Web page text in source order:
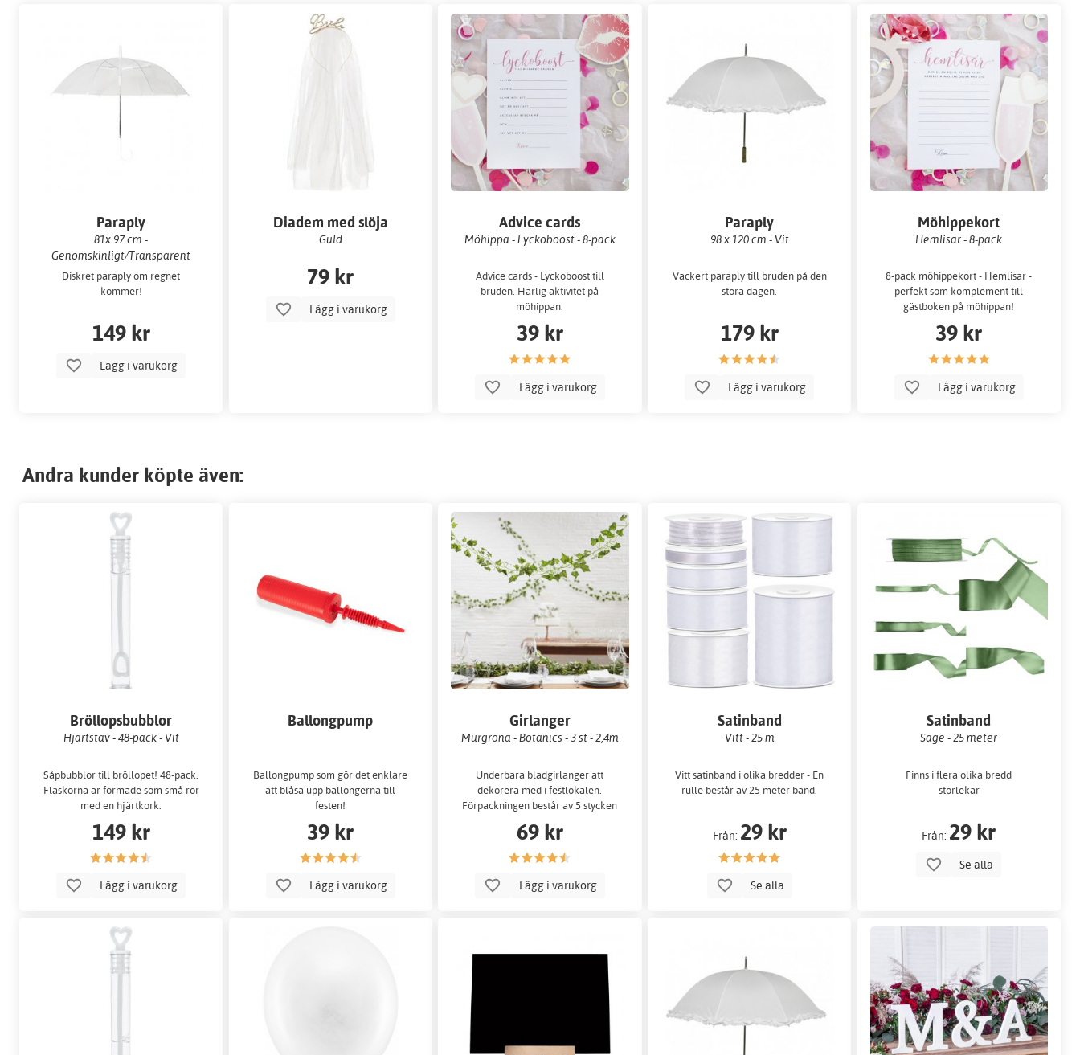
Paraply
81x 97 cm -
Genomskinligt/Transparent
Diskret paraply om regnet
kommer!
149 kr
Lägg i varukorg
Diadem med slöja
Guld
79 kr
Lägg i varukorg
Advice cards
Möhippa - Lyckoboost - 8-pack
Advice cards - Lyckoboost till
bruden. Härlig aktivitet på
möhippan.
39 kr
Lägg i varukorg
Paraply
98 x 120 cm - Vit
Vackert paraply till bruden på den
stora dagen.
179 kr
Lägg i varukorg
Möhippekort
Hemlisar - 8-pack
8-pack möhippekort - Hemlisar -
perfekt som komplement till
gästboken på möhippan!
39 kr
Lägg i varukorg
Andra kunder köpte även:
Bröllopsbubblor
Hjärtstav - 48-pack - Vit
Såpbubblor till bröllopet! 48-pack.
Flaskorna är formade som små rör
med en hjärtkork.
149 kr
Lägg i varukorg
Ballongpump
Ballongpump som gör det enklare
att blåsa upp ballongerna till
festen!
39 kr
Lägg i varukorg
Girlanger
Murgröna - Botanics - 3 st - 2,4m
Underbara bladgirlanger att
dekorera med i festlokalen.
Förpackningen består av 5 stycken
girlanger som var och en är 2
meter lå
69 kr
Lägg i varukorg
Satinband
Vitt - 25 m
Vitt satinband i olika bredder - En
rulle består av 25 meter band.
Från: 29 kr
Se alla
Satinband
Sage - 25 meter
Finns i flera olika bredd
storlekar
Från: 29 kr
Se alla